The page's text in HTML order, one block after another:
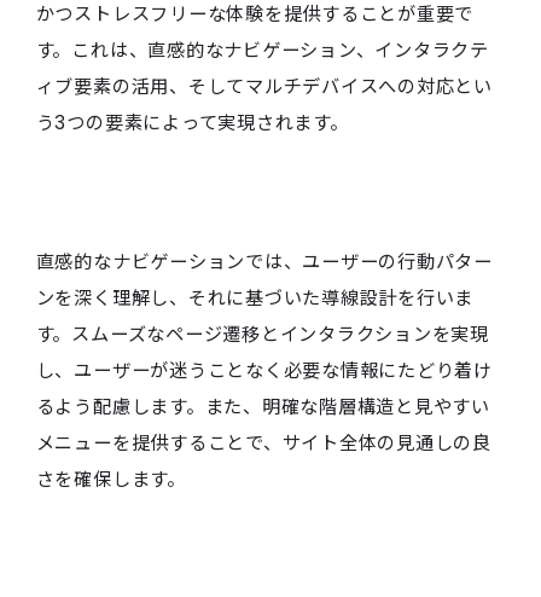
かつストレスフリーな体験を提供することが重要で
す。これは、直感的なナビゲーション、インタラクテ
ィブ要素の活用、そしてマルチデバイスへの対応とい
う3つの要素によって実現されます。
直感的なナビゲーションでは、ユーザーの行動パター
ンを深く理解し、それに基づいた導線設計を行いま
す。スムーズなページ遷移とインタラクションを実現
し、ユーザーが迷うことなく必要な情報にたどり着け
るよう配慮します。また、明確な階層構造と見やすい
メニューを提供することで、サイト全体の見通しの良
さを確保します。